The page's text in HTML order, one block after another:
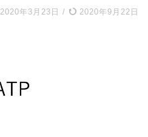
2020年3月23日 / 2020年9月22日